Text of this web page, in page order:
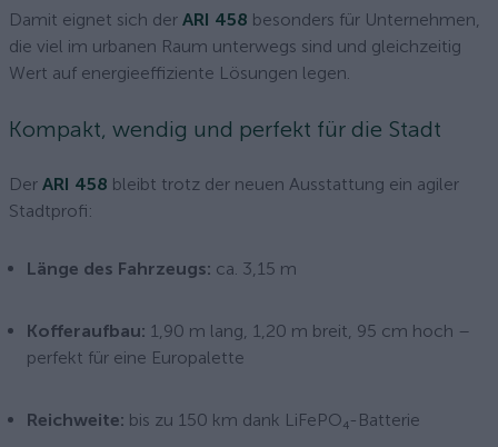
Damit eignet sich der ARI 458 besonders für Unternehmen,
die viel im urbanen Raum unterwegs sind und gleichzeitig
Wert auf energieeffiziente Lösungen legen.
Kompakt, wendig und perfekt für die Stadt
Der ARI 458 bleibt trotz der neuen Ausstattung ein agiler
Stadtprofi:
Länge des Fahrzeugs: ca. 3,15 m
Kofferaufbau: 1,90 m lang, 1,20 m breit, 95 cm hoch –
perfekt für eine Europalette
Reichweite: bis zu 150 km dank LiFePO₄-Batterie